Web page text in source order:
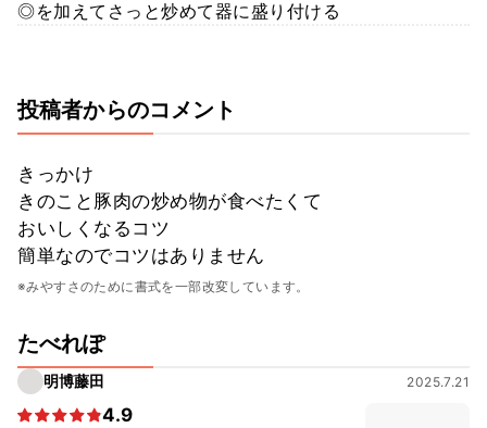
◎を加えてさっと炒めて器に盛り付ける
投稿者からのコメント
きっかけ
きのこと豚肉の炒め物が食べたくて
おいしくなるコツ
簡単なのでコツはありません
※みやすさのために書式を一部改変しています。
たべれぽ
明博藤田 2025.7.21
4.9